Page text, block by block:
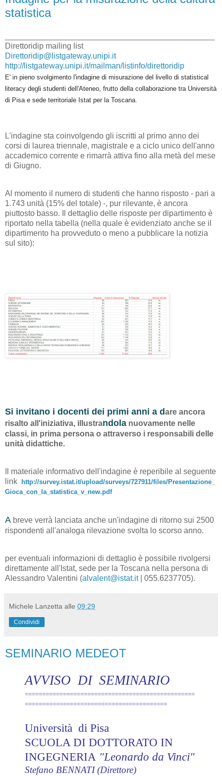
statistica
Direttoridip mailing list
Direttoridip@listgateway.unipi.it
http://listgateway.unipi.it/mailman/listinfo/direttoridip
E' in pieno svolgimento l'indagine di misurazione del livello di statistical
literacy degli studenti dell'Ateneo, frutto della collaborazione tra Università
di Pisa e sede territoriale Istat per la Toscana.
L'indagine sta coinvolgendo gli iscritti al primo anno dei
corsi di laurea triennale, magistrale e a ciclo unico dell'anno
accademico corrente e rimarrà attiva fino alla metà del mese
di Giugno.
Al momento il numero di studenti che hanno risposto - pari a
1.743 unità (15% del totale) -, pur rilevante, è ancora
piuttosto basso. Il dettaglio delle risposte per dipartimento è
riportato nella tabella (nella quale è evidenziato anche se il
dipartimento ha provveduto o meno a pubblicare la notizia
sul sito):
​Si invitano i docenti dei primi anni a dare ancora
risalto all'iniziativa, illustra​ndola​ nuovamente nelle
classi, in prima persona o attraverso i responsabili delle
unità didattiche.
Il materiale informativo dell'indagine è reperibile al seguente
link
http://survey.istat.it/upload/surveys/727911/files/Presentazione_
Gioca_con_la_statistica_v_new.pdf
​A breve verrà lanciata anche un'indagine di ritorno sui 2500
rispondenti all'analoga rilevazione svolta lo scorso anno.
per eventuali informazioni di dettaglio è possibile rivolgersi
direttamente all'Istat, sede per la Toscana nella persona di
Alessandro Valentini (alvalent@istat.it | 055.6237705).
Michele Lanzetta alle 09:29
Condividi
SEMINARIO MEDEOT
AVVISO DI SEMINARIO
=================================================
=========================================
Università di Pisa
SCUOLA DI DOTTORATO IN
INGEGNERIA "Leonardo da Vinci"
Stefano BENNATI (Direttore)